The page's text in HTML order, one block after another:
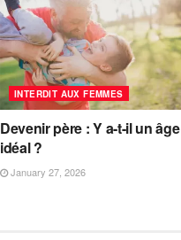
INTERDIT AUX FEMMES
Devenir père : Y a-t-il un âge
idéal ?
January 27, 2026